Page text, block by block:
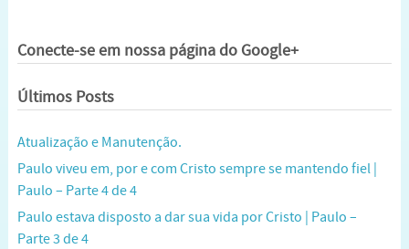
Conecte-se em nossa página do Google+
Últimos Posts
Atualização e Manutenção.
Paulo viveu em, por e com Cristo sempre se mantendo fiel |
Paulo – Parte 4 de 4
Paulo estava disposto a dar sua vida por Cristo | Paulo –
Parte 3 de 4